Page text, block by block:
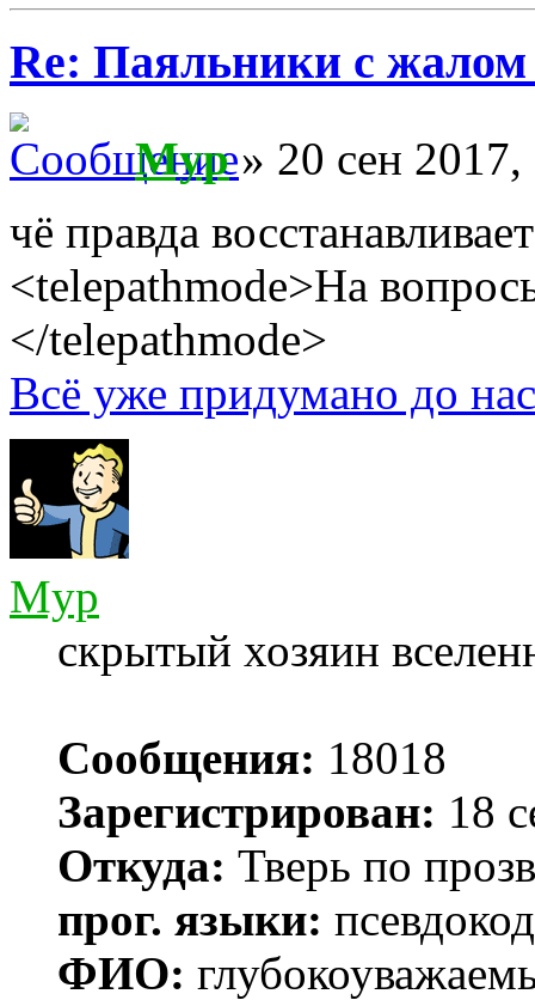
Re: Паяльники с жалом
Myp» 20 сен 2017,
чё правда
<telepathmode>На
</telepathmode>
Всё уже придумано до
Myp
скрытый хозяин
Сообщения: 18018
Зарегистрирован: 18
Откуда: Тверь по
прог. языки:
ФИО: